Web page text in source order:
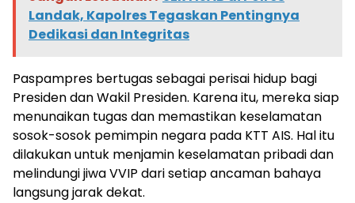
Landak, Kapolres Tegaskan Pentingnya
Dedikasi dan Integritas
Paspampres bertugas sebagai perisai hidup bagi
Presiden dan Wakil Presiden. Karena itu, mereka siap
menunaikan tugas dan memastikan keselamatan
sosok-sosok pemimpin negara pada KTT AIS. Hal itu
dilakukan untuk menjamin keselamatan pribadi dan
melindungi jiwa VVIP dari setiap ancaman bahaya
langsung jarak dekat.